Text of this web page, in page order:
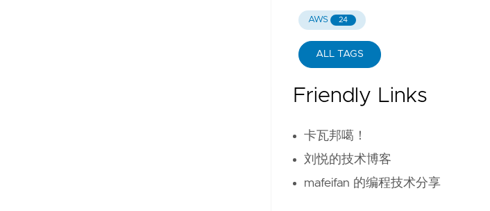
AWS 24
ALL TAGS
Friendly Links
卡瓦邦噶！
刘悦的技术博客
mafeifan 的编程技术分享